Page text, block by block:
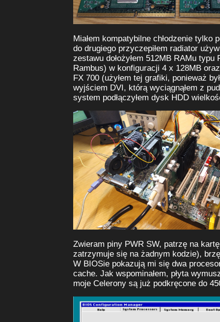
Miałem kompatybilne chłodzenie tylko
do drugiego przyczepiłem radiator
zestawu dołożyłem 512MB RAMu typu
Rambus) w konfiguracji 4 x 128MB
FX 700 (użyłem tej grafiki, ponieważ
wyjściem DVI, którą wyciągnąłem z
system podłączyłem dysk HDD
Zwieram piny PWR SW, patrzę na
zatrzymuje się na żadnym kodzie),
W BIOSie pokazują mi się dwa
cache. Jak wspominałem, płyta
moje Celerony są już podkręcone do